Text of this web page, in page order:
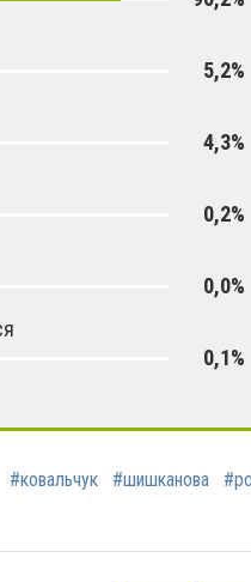
5,2%
4,3%
0,2%
0,0%
0,1%
#ковальчук #шишканова